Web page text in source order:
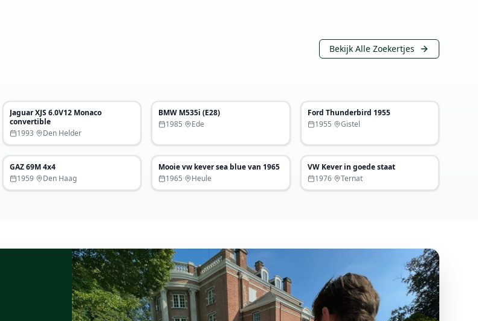
Bekijk Alle Zoekertjes
Uitgelicht
Jaguar XJS 6.0V12 Monaco
convertible
1993· Den Helder
Uitgelicht
BMW M535i (E28)
1985· Ede
Uitgelicht
Ford Thunderbird 1955
1955· Gistel
€ 30.000
GAZ 69M 4x4
1959· Den Haag
€ 18.000
Mooie vw kever sea blue van 1965
1965· Heule
€ 9.000
VW Kever in goede staat
1976· Ternat